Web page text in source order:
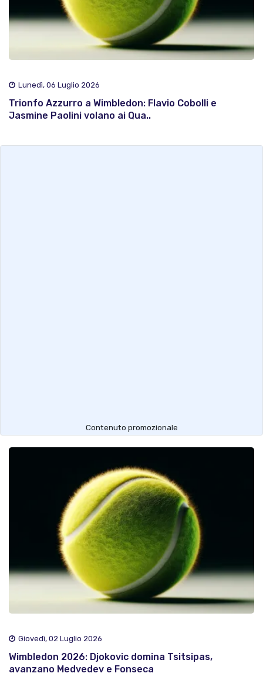
Lunedì, 06 Luglio 2026
Trionfo Azzurro a Wimbledon: Flavio Cobolli e
Jasmine Paolini volano ai Qua..
Contenuto promozionale
Giovedì, 02 Luglio 2026
Wimbledon 2026: Djokovic domina Tsitsipas,
avanzano Medvedev e Fonseca